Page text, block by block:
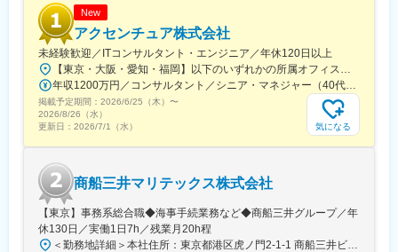
・日々異なる業務に携わり、知識と視野を広げながら成長できま
す
・入社後にはスキルアップを目的としたトレーニングの機会も用
意されており、スキルに不安を感じている方も挑戦いただけま
す。
■働き方について
入社から3日程度は出社、1ヶ月は在宅勤務にて研修、実際に業務
がスタートする際は2、3週間程度出社を想定しています。
■過去入社者例
アパレルショップ販売・コールセンター・事務・自動車部品の製
造等、メンバーの前職は様々。充実の研修制度があり、未経験で
も不安なく業務に馴染んでいただけます。
New
アクセンチュア株式会社
未経験歓迎／ITコンサルタント・エンジニア／年休120日以上
【東京・大阪・愛知・福岡】以下のいずれかの所属オフィスもしくは各エリアのプロジェクト先 所属オフィス：■赤坂インターシティ■関西オフィス■アクセンチュア・アドバンスト・テクノロジーセンター名古屋■福岡オフィス※詳細は勤務地一覧よりご覧いただけます。※所属オフィスを問わずプロジェクトにより、国内出張、海外出張の可能性があります【魅力ポイント│世界の知恵を活用】世界中のベストプラクティスがデータベースに集約されており、数多くの事例や社員の知恵を活用できます。日本では前例のない案件でも、世界各国の社員からオンライン・オフライン（海外出張）問わず、気軽にアドバイスを受けることができます。★ この求人のPOINT ★￣￣V￣￣￣￣￣￣￣￣￣＃世界約78万人規模の大手基盤で安定性◎若手から裁量大きく挑戦・成長できる環境＃土日祝休／連続5日以上の休暇取得も可能！／フルフレックス（コアタイムなし）＃コンサル・IT未経験者向けの手厚い研修◎／メンター制度もあるため安心してチャレンジOK！
年収1200万円／コンサルタント／シニア・マネジャー（40代） 年収1000万円／テクノロジーアーキテクト（30代）
掲載予定期間： 2026/6/25（木） 〜
2026/8/26（水）
更新日： 2026/7/1（水） 気になる
商船三井マリテックス株式会社
【東京】事務系総合職◆海事手続業務など◆商船三井グループ／年
休130日／実働1日7h／残業月20h程
＜勤務地詳細＞本社住所：東京都港区虎ノ門2-1-1 商船三井ビル勤務地最寄駅：東京メトロ銀座線／虎ノ門駅受動喫煙対策：屋内全面禁煙変更の範囲：会社の定める事業所